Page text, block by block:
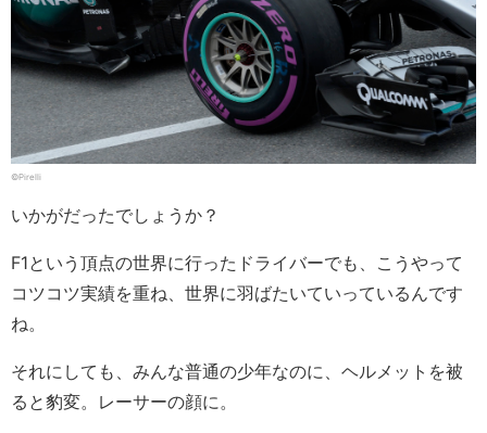
©Pirelli
いかがだったでしょうか？
F1という頂点の世界に行ったドライバーでも、こうやって
コツコツ実績を重ね、世界に羽ばたいていっているんです
ね。
それにしても、みんな普通の少年なのに、ヘルメットを被
ると豹変。レーサーの顔に。